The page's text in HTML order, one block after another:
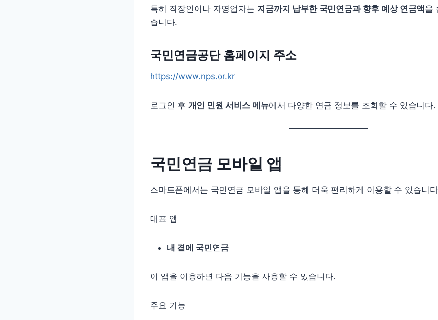
특히 직장인이나 자영업자는 지금까지 납부한 국민연금과 향후 예상 연금액을
습니다.
국민연금공단 홈페이지 주소
https://www.nps.or.kr
로그인 후 개인 민원 서비스 메뉴에서 다양한 연금 정보를 조회할 수 있습니다.
국민연금 모바일 앱
스마트폰에서는 국민연금 모바일 앱을 통해 더욱 편리하게 이용할 수 있습니
대표 앱
내 곁에 국민연금
이 앱을 이용하면 다음 기능을 사용할 수 있습니다.
주요 기능